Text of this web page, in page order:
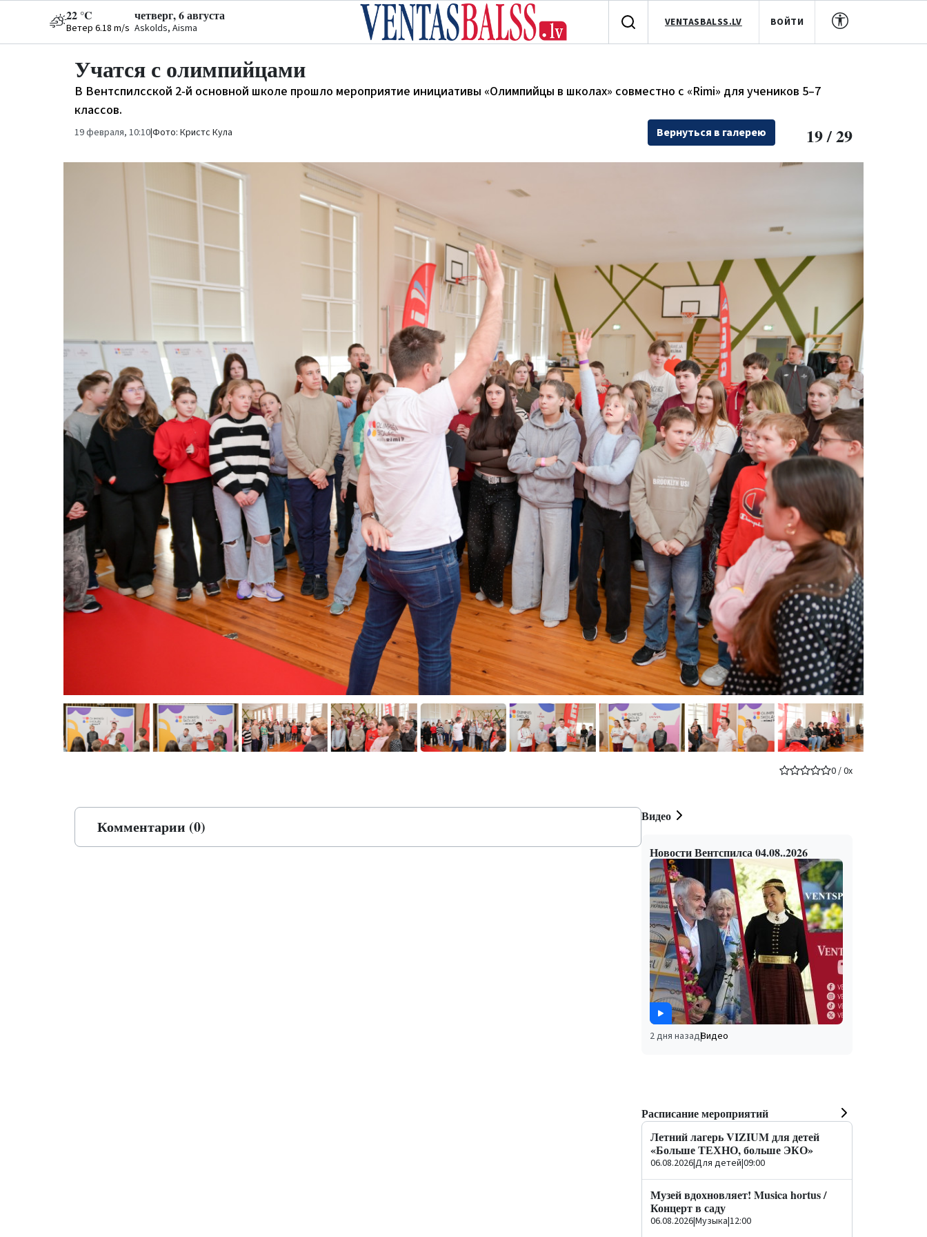
22 °C
Ветер 6.18 m/s
четверг, 6 августа
Askolds, Aisma VENTASBALSS.LV ВОЙТИ
Учатся с олимпийцами
В Вентспилсской 2‑й основной школе прошло мероприятие инициативы «Олимпийцы в школах» совместно с «Rimi» для учеников 5–7
классов.
19 февраля, 10:10|Фото: Кристс Кула Вернуться в галерею 19 / 29
0/0x
Комментарии (0)
Видео
Новости Вентспилса 04.08..2026
2 дня назад|Видео
Расписание мероприятий
Летний лагерь VIZIUM для детей
«Больше ТЕХНО, больше ЭКО»
06.08.2026|Для детей|09:00
Музей вдохновляет! Musica hortus /
Концерт в саду
06.08.2026|Музыка|12:00